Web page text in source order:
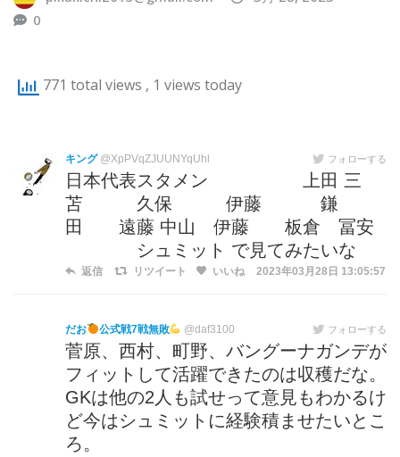
0
771 total views , 1 views today
キング @XpPVqZJUUNYqUhl フォローする
日本代表スタメン 上田 三
苫 久保 伊藤 鎌
田 遠藤 中山 伊藤 板倉 冨安
シュミット で見てみたいな
返信 リツイート いいね 2023年03月28日 13:05:57
だお 公式戦7戦無敗 @daf3100 フォローする
菅原、西村、町野、バングーナガンデが
フィットして活躍できたのは収穫だな。
GKは他の2人も試せって意見もわかるけ
ど今はシュミットに経験積ませたいとこ
ろ。